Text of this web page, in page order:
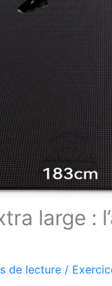
large :
de lecture /